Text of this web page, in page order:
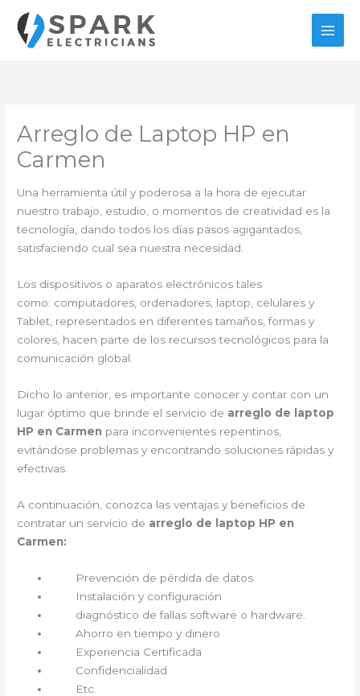
contenido
Arreglo de Laptop HP en
Carmen
Una herramienta útil y poderosa a la hora de ejecutar
nuestro trabajo, estudio, o momentos de creatividad es la
tecnología, dando todos los días pasos agigantados,
satisfaciendo cual sea nuestra necesidad.
Los dispositivos o aparatos electrónicos tales
como: computadores, ordenadores, laptop, celulares y
Tablet, representados en diferentes tamaños, formas y
colores, hacen parte de los recursos tecnológicos para la
comunicación global.
Dicho lo anterior, es importante conocer y contar con un
lugar óptimo que brinde el servicio de arreglo de laptop
HP en Carmen para inconvenientes repentinos,
evitándose problemas y encontrando soluciones rápidas y
efectivas.
A continuación, conozca las ventajas y beneficios de
contratar un servicio de arreglo de laptop HP en
Carmen:
Prevención de pérdida de datos
Instalación y configuración
diagnóstico de fallas software o hardware.
Ahorro en tiempo y dinero
Experiencia Certificada
Confidencialidad
Etc.